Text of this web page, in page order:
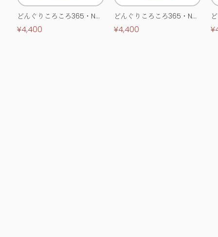
どんぐりころころ365・No.
0513
¥4,400
どんぐりころころ365・No.
0514
¥4,400